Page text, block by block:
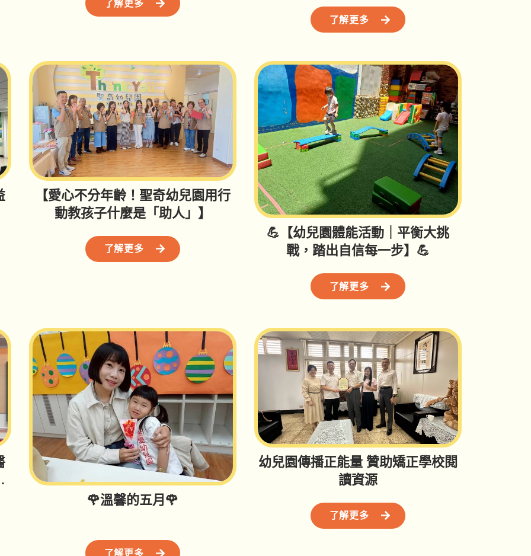
了解更多
了解更多
【愛心不分年齡！聖奇幼兒園用行
動教孩子什麼是「助人」】
了解更多
💪【幼兒園體能活動｜平衡大挑
戰，踏出自信每一步】💪
了解更多
🌹溫馨的五月🌹
了解更多
幼兒園傳播正能量 贊助矯正學校閱
讀資源
了解更多